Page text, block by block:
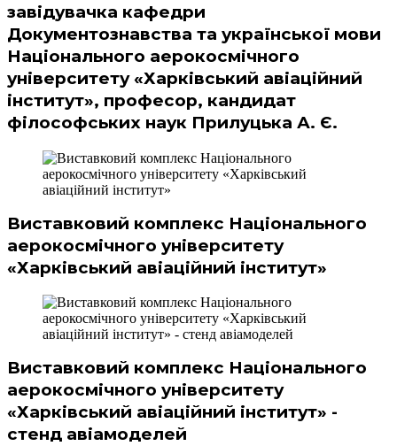
завідувачка кафедри
Документознавства та української мови
Національного аерокосмічного
університету «Харківський авіаційний
інститут», професор, кандидат
філософських наук Прилуцька А. Є.
Виставковий комплекс Національного
аерокосмічного університету
«Харківський авіаційний інститут»
Виставковий комплекс Національного
аерокосмічного університету
«Харківський авіаційний інститут» -
стенд авіамоделей